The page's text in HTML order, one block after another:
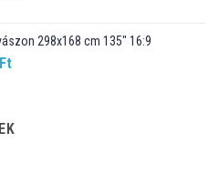
Ft.98.990 Ft.
298x168 cm 135" 16:9
FtCurrent
76.499 Ft.